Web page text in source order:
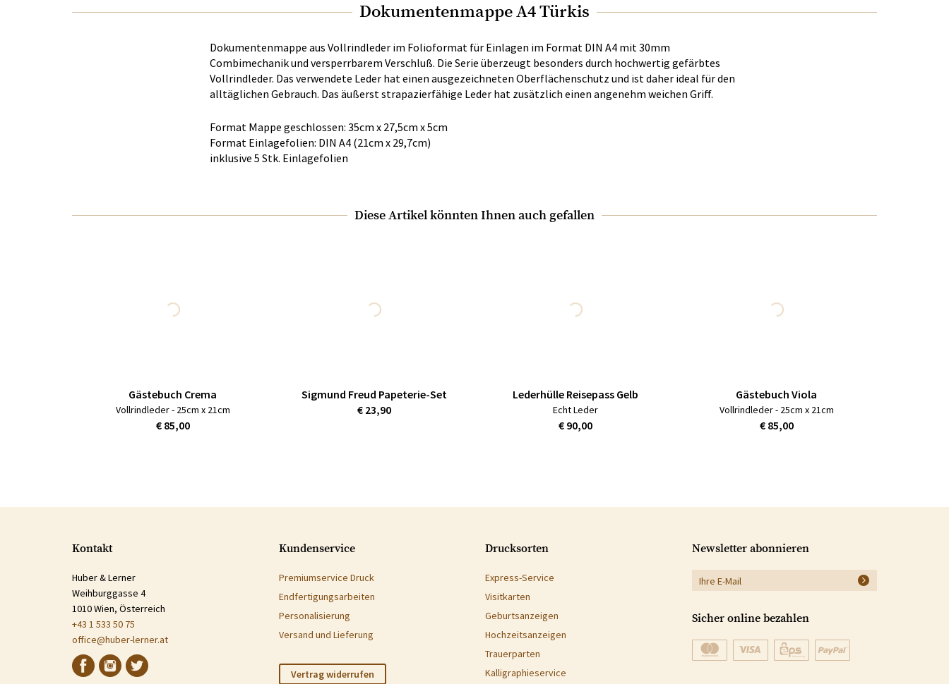
Dokumentenmappe A4 Türkis
Dokumentenmappe aus Vollrindleder im Folioformat für Einlagen im Format DIN A4 mit 30mm
Combimechanik und versperrbarem Verschluß. Die Serie überzeugt besonders durch hochwertig gefärbtes
Vollrindleder. Das verwendete Leder hat einen ausgezeichneten Oberflächenschutz und ist daher ideal für den
alltäglichen Gebrauch. Das äußerst strapazierfähige Leder hat zusätzlich einen angenehm weichen Griff.
Format Mappe geschlossen: 35cm x 27,5cm x 5cm
Format Einlagefolien: DIN A4 (21cm x 29,7cm)
inklusive 5 Stk. Einlagefolien
Diese Artikel könnten Ihnen auch gefallen
Gästebuch Crema
Vollrindleder - 25cm x 21cm
€ 85,00
Sigmund Freud Papeterie-Set
€ 23,90
Lederhülle Reisepass Gelb
Echt Leder
€ 90,00
Gästebuch Viola
Vollrindleder - 25cm x 21cm
€ 85,00
Kontakt
Huber & Lerner
Weihburggasse 4
1010 Wien, Österreich
+43 1 533 50 75
office@huber-lerner.at
Kundenservice
Premiumservice Druck
Endfertigungsarbeiten
Personalisierung
Versand und Lieferung
Vertrag widerrufen
Drucksorten
Express-Service
Visitkarten
Geburtsanzeigen
Hochzeitsanzeigen
Trauerparten
Kalligraphieservice
Newsletter abonnieren
Sicher online bezahlen